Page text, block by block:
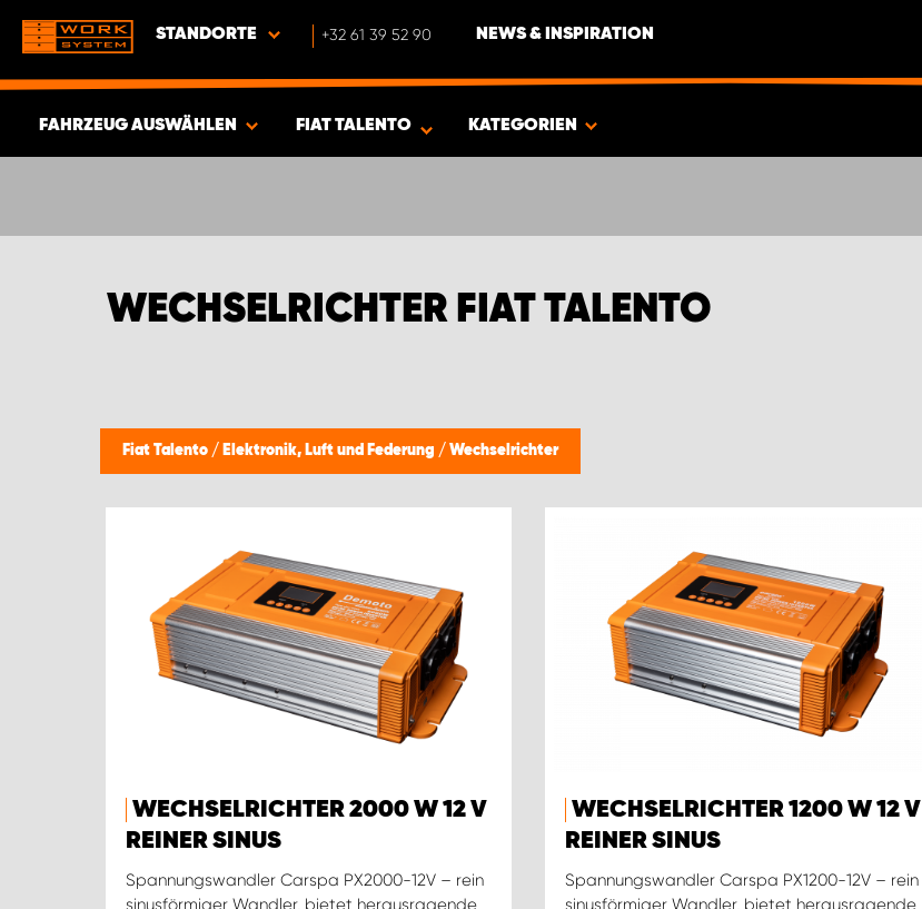
STANDORTE +32 61 39 52 90 NEWS & INSPIRATION
FAHRZEUG AUSWÄHLEN
ARTIKEL
FIAT TALENTO KATEGORIEN
WECHSELRICHTER FIAT TALENTO
Fiat Talento / Elektronik, Luft und Federung / Wechselrichter
WECHSELRICHTER 2000 W 12 V
REINER SINUS
Spannungswandler Carspa PX2000-12V – rein
sinusförmiger Wandler, bietet herausragende
WECHSELRICHTER 1200 W 12 V
REINER SINUS
Spannungswandler Carspa PX1200-12V – rein
sinusförmiger Wandler, bietet herausragende